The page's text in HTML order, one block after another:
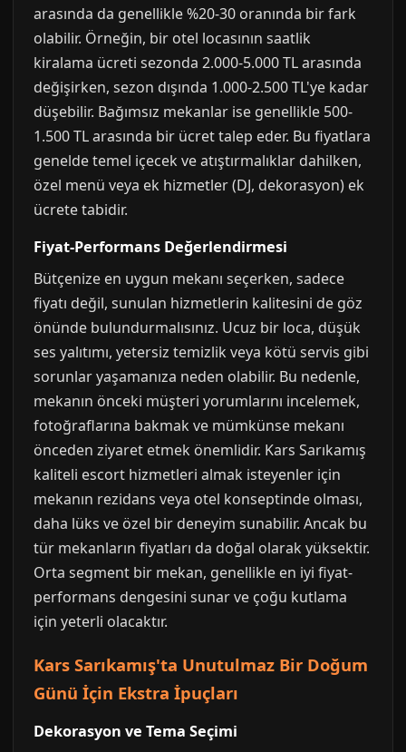
arasında da genellikle %20-30 oranında bir fark
olabilir. Örneğin, bir otel locasının saatlik
kiralama ücreti sezonda 2.000-5.000 TL arasında
değişirken, sezon dışında 1.000-2.500 TL'ye kadar
düşebilir. Bağımsız mekanlar ise genellikle 500-
1.500 TL arasında bir ücret talep eder. Bu fiyatlara
genelde temel içecek ve atıştırmalıklar dahilken,
özel menü veya ek hizmetler (DJ, dekorasyon) ek
ücrete tabidir.
Fiyat-Performans Değerlendirmesi
Bütçenize en uygun mekanı seçerken, sadece
fiyatı değil, sunulan hizmetlerin kalitesini de göz
önünde bulundurmalısınız. Ucuz bir loca, düşük
ses yalıtımı, yetersiz temizlik veya kötü servis gibi
sorunlar yaşamanıza neden olabilir. Bu nedenle,
mekanın önceki müşteri yorumlarını incelemek,
fotoğraflarına bakmak ve mümkünse mekanı
önceden ziyaret etmek önemlidir. Kars Sarıkamış
kaliteli escort hizmetleri almak isteyenler için
mekanın rezidans veya otel konseptinde olması,
daha lüks ve özel bir deneyim sunabilir. Ancak bu
tür mekanların fiyatları da doğal olarak yüksektir.
Orta segment bir mekan, genellikle en iyi fiyat-
performans dengesini sunar ve çoğu kutlama
için yeterli olacaktır.
Kars Sarıkamış'ta Unutulmaz Bir Doğum
Günü İçin Ekstra İpuçları
Dekorasyon ve Tema Seçimi